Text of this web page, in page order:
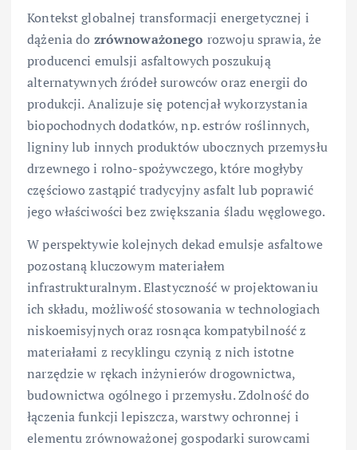
Kontekst globalnej transformacji energetycznej i
dążenia do zrównoważonego rozwoju sprawia, że
producenci emulsji asfaltowych poszukują
alternatywnych źródeł surowców oraz energii do
produkcji. Analizuje się potencjał wykorzystania
biopochodnych dodatków, np. estrów roślinnych,
ligniny lub innych produktów ubocznych przemysłu
drzewnego i rolno-spożywczego, które mogłyby
częściowo zastąpić tradycyjny asfalt lub poprawić
jego właściwości bez zwiększania śladu węglowego.
W perspektywie kolejnych dekad emulsje asfaltowe
pozostaną kluczowym materiałem
infrastrukturalnym. Elastyczność w projektowaniu
ich składu, możliwość stosowania w technologiach
niskoemisyjnych oraz rosnąca kompatybilność z
materiałami z recyklingu czynią z nich istotne
narzędzie w rękach inżynierów drogownictwa,
budownictwa ogólnego i przemysłu. Zdolność do
łączenia funkcji lepiszcza, warstwy ochronnej i
elementu zrównoważonej gospodarki surowcami